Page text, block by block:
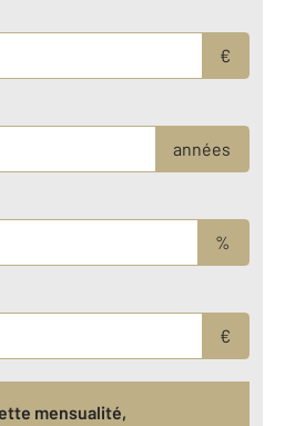
€
années
%
€
mensualité,